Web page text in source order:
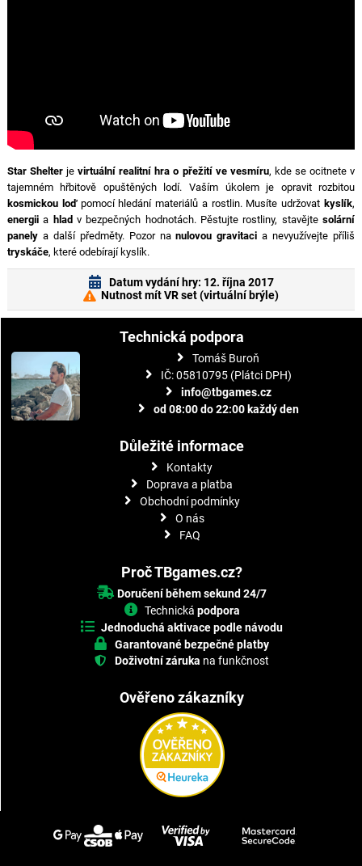
Star Shelter jevirtuální realitní hra o přežití ve vesmíru, kde se ocitnete v
tajemném hřbitově opuštěných lodí. Vaším úkolem je opravit rozbitou
kosmickou loďpomocí hledání materiálů a rostlin. Musíte udržovatkyslík,
energiia hladv bezpečných hodnotách. Pěstujte rostliny, stavějtesolární
panelya další předměty. Pozor nanulovou gravitaci a nevyužívejte příliš
tryskáče, které odebírají kyslík.
Datum vydání hry: 12. října 2017
Nutnost mít VR set (virtuální brýle)
Technická podpora
Tomáš Buroň
IČ: 05810795 (Plátci DPH)
info@tbgames.cz
od 08:00 do 22:00 každý den
Důležité informace
Kontakty
Doprava a platba
Obchodní podmínky
O nás
FAQ
Proč TBgames.cz?
Doručení během sekund 24/7
Technická podpora
Jednoduchá aktivace podle návodu
Garantované bezpečné platby
Doživotní záruka na funkčnost
Ověřeno zákazníky